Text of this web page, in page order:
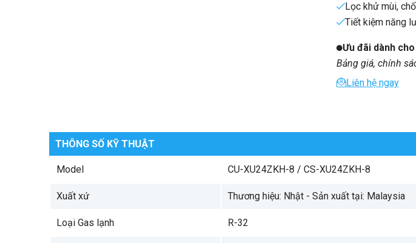
Lọc khử mùi,
Tiết kiệm năng
Ưu đãi dành
Bảng giá, chính
Liên hệ ngay
THÔNG SỐ KỸ THUẬT
Model CU-XU24ZKH-8 / CS-XU24ZKH-8
Xuất xứ Thương hiệu: Nhật - Sản xuất tại: Malaysia
Loại Gas lạnh R-32